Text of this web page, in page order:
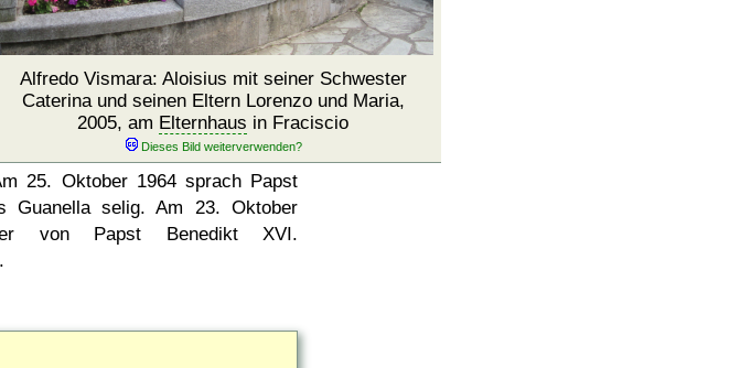
Alfredo Vismara: Aloisius mit seiner Schwester
Caterina und seinen Eltern Lorenzo und Maria,
2005, am Elternhaus in Fraciscio
25. Oktober 1964sprach Papst
Guanella selig. Am 23. Oktober
von Papst Benedikt XVI.